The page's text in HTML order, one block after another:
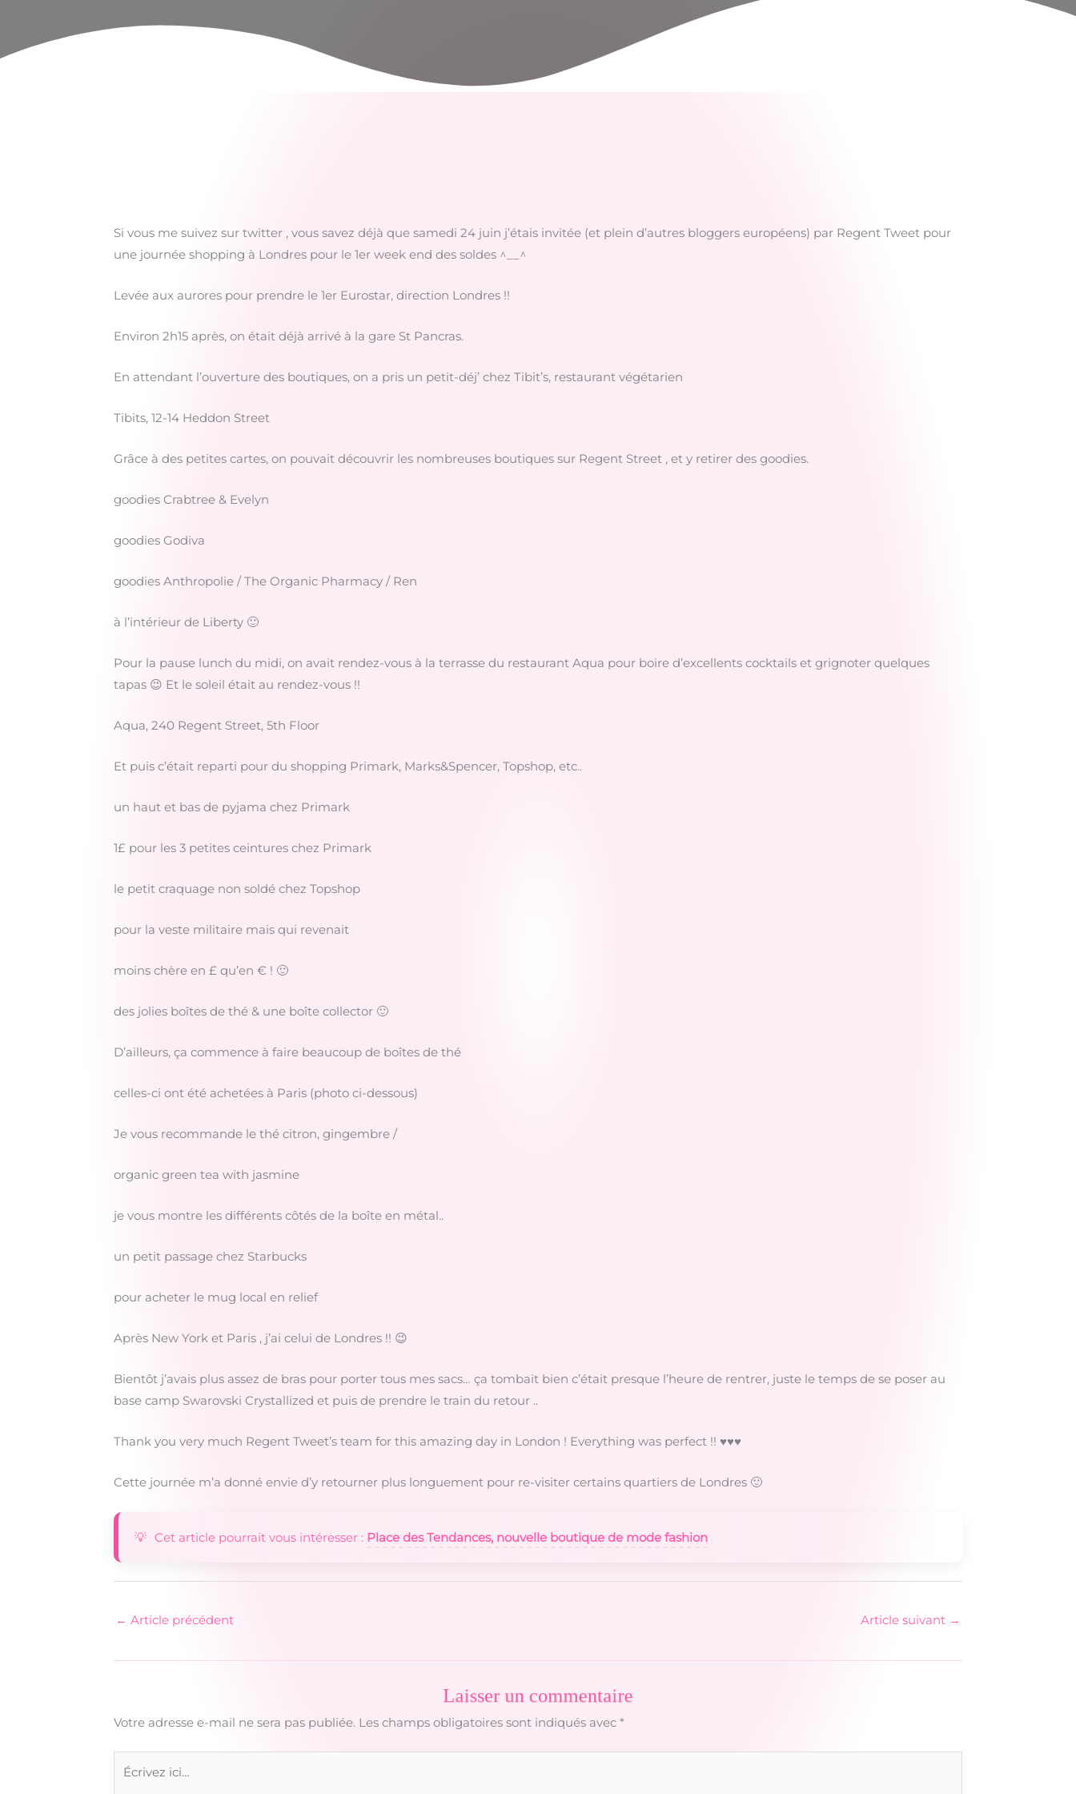
Si vous me suivez sur twitter , vous savez déjà que samedi 24 juin j’étais invitée (et plein d’autres bloggers européens) par Regent Tweet pour
une journée shopping à Londres pour le 1er week end des soldes ^__^
Levée aux aurores pour prendre le 1er Eurostar, direction Londres !!
Environ 2h15 après, on était déjà arrivé à la gare St Pancras.
En attendant l’ouverture des boutiques, on a pris un petit-déj’ chez Tibit’s, restaurant végétarien
Tibits, 12-14 Heddon Street
Grâce à des petites cartes, on pouvait découvrir les nombreuses boutiques sur Regent Street , et y retirer des goodies.
goodies Crabtree & Evelyn
goodies Godiva
goodies Anthropolie / The Organic Pharmacy / Ren
à l’intérieur de Liberty 🙂
Pour la pause lunch du midi, on avait rendez-vous à la terrasse du restaurant Aqua pour boire d’excellents cocktails et grignoter quelques
tapas 😉 Et le soleil était au rendez-vous !!
Aqua, 240 Regent Street, 5th Floor
Et puis c’était reparti pour du shopping Primark, Marks&Spencer, Topshop, etc..
un haut et bas de pyjama chez Primark
1£ pour les 3 petites ceintures chez Primark
le petit craquage non soldé chez Topshop
pour la veste militaire mais qui revenait
moins chère en £ qu’en € ! 🙂
des jolies boîtes de thé & une boîte collector 🙂
D’ailleurs, ça commence à faire beaucoup de boîtes de thé
celles-ci ont été achetées à Paris (photo ci-dessous)
Je vous recommande le thé citron, gingembre /
organic green tea with jasmine
je vous montre les différents côtés de la boîte en métal..
un petit passage chez Starbucks
pour acheter le mug local en relief
Après New York et Paris , j’ai celui de Londres !! 😉
Bientôt j’avais plus assez de bras pour porter tous mes sacs… ça tombait bien c’était presque l’heure de rentrer, juste le temps de se poser au
base camp Swarovski Crystallized et puis de prendre le train du retour ..
Thank you very much Regent Tweet’s team for this amazing day in London ! Everything was perfect !! ♥♥♥
Cette journée m’a donné envie d’y retourner plus longuement pour re-visiter certains quartiers de Londres 🙂
Cet article pourrait vous intéresser : Place des Tendances, nouvelle boutique de mode fashion
← Article précédent Article suivant →
Laisser un commentaire
Votre adresse e-mail ne sera pas publiée. Les champs obligatoires sont indiqués avec *